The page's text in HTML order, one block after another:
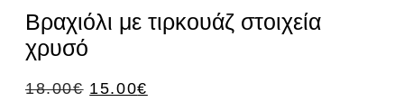
Βραχιόλι με τιρκουάζ στοιχεία
χρυσό
18.00€ ORIGINAL
15.00€